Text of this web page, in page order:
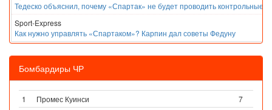
Тедеско объяснил, почему «Спартак» не будет проводить контрольные
Sport-Express
Как нужно управлять «Спартаком»? Карпин дал советы Федуну
Бомбардиры ЧР
1 Промес Куинси
7